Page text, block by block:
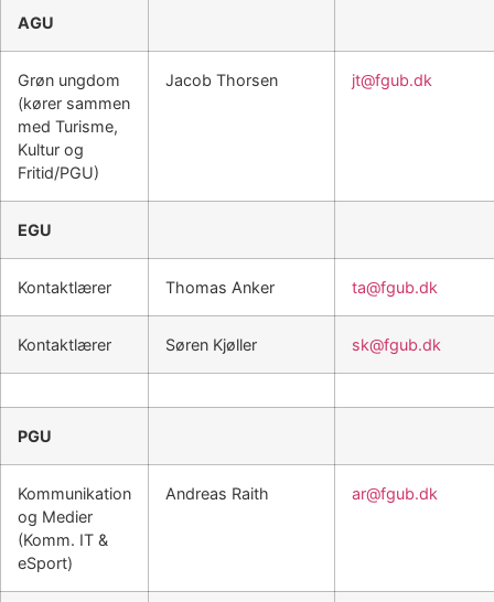
AGU
Grøn ungdom
(kører sammen
med Turisme,
Kultur og
Fritid/PGU)
Jacob Thorsen jt@fgub.dk
EGU
Kontaktlærer Thomas Anker ta@fgub.dk
Kontaktlærer Søren Kjøller sk@fgub.dk
PGU
Kommunikation
og Medier
(Komm. IT &
eSport)
Andreas Raith ar@fgub.dk